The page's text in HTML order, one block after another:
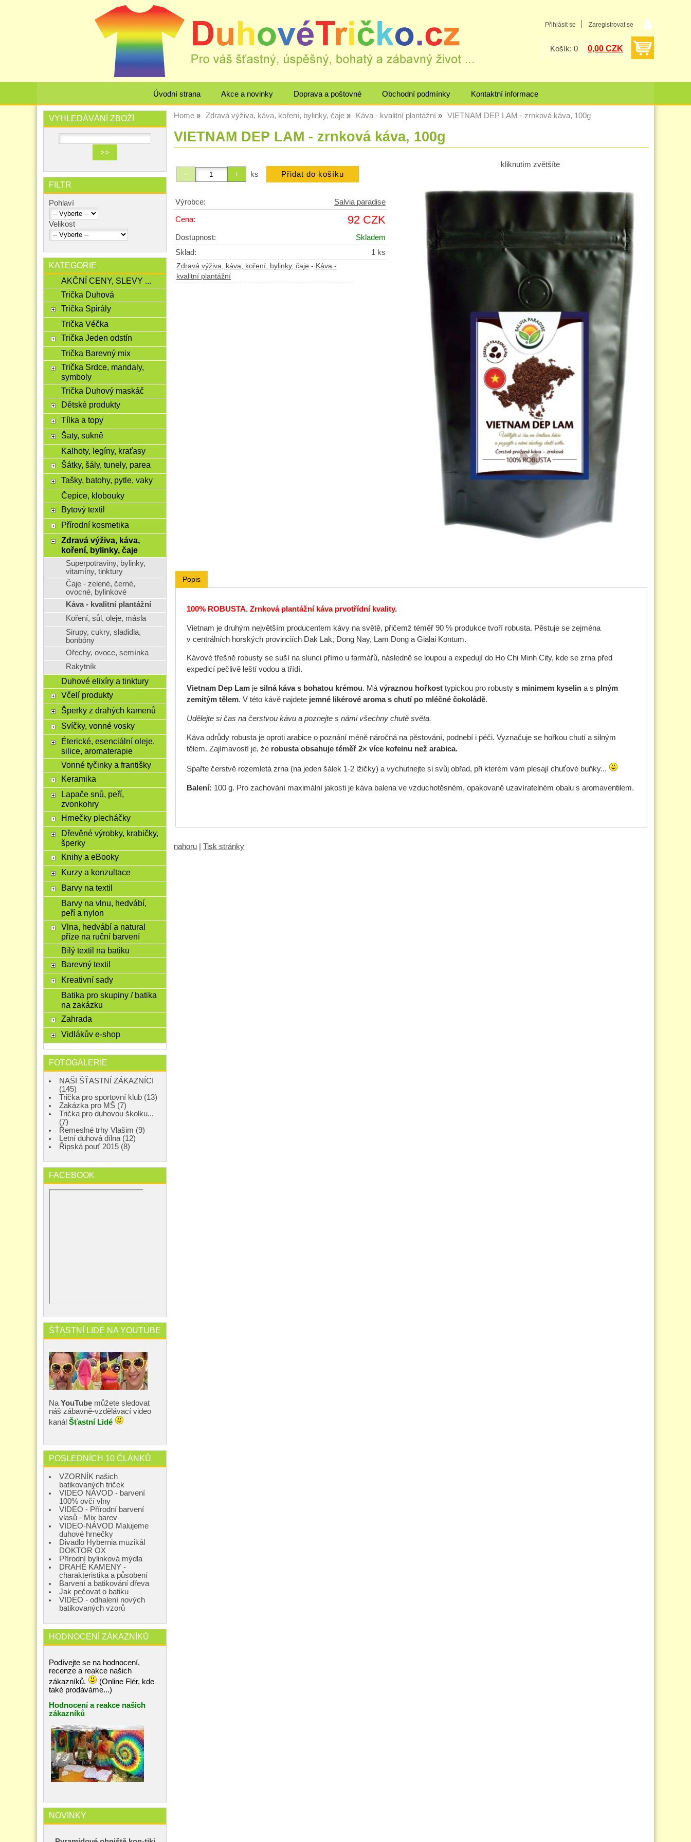
Přihlásit se Zaregistrovat se
Košík: 0 0,00 CZK
Úvodní strana Akce a novinky Doprava a poštovné Obchodní podmínky Kontaktní informace
Home Zdravá výživa, káva, koření, bylinky, čaje Káva - kvalitní plantážní VIETNAM DEP LAM - zrnková káva, 100g
VIETNAM DEP LAM - zrnková káva, 100g
kliknutím zvětšíte
ks
Výrobce: Salvia paradise
Cena: 92 CZK
Dostupnost:
Skladem
Sklad:
1 ks
Zdravá výživa, káva, koření, bylinky, čaje - Káva -
kvalitní plantážní
Popis
100% ROBUSTA. Zrnková plantážní káva prvotřídní kvality.
Vietnam je druhým největším producentem kávy na světě, přičemž téměř 90 % produkce tvoří robusta. Pěstuje se zejména
v centrálních horských provinciích Dak Lak, Dong Nay, Lam Dong a Gialai Kontum.
Kávové třešně robusty se suší na slunci přímo u farmářů, následně se loupou a expedují do Ho Chi Minh City, kde se zrna před
expedicí pečlivě leští vodou a třídí.
Vietnam Dep Lamje silná káva s bohatou krémou. Mávýraznou hořkosttypickou pro robusty s minimem kyselina s plným
zemitým tělem. V této kávě najdete jemné likérové aroma s chutí po mléčné čokoládě.
Udělejte si čas na čerstvou kávu a poznejte s námi všechny chutě světa.
Káva odrůdy robusta je oproti arabice o poznání méně náročná na pěstování, podnebí i péči. Vyznačuje se hořkou chutí a silným
tělem. Zajímavostí je, že robusta obsahuje téměř 2× více kofeinu než arabica.
Spařte čerstvě rozemletá zrna (na jeden šálek 1-2 lžičky) a vychutnejte si svůj obřad, při kterém vám plesají chuťové buňky...
Balení: 100 g. Pro zachování maximální jakosti je káva balena ve vzduchotěsném, opakovaně uzavíratelném obalu s aromaventilem.
nahoru Tisk stránky
VYHLEDÁVÁNÍ ZBOŽÍ
FILTR
Pohlaví
Velikost
KATEGORIE
AKČNÍ CENY, SLEVY ...
Trička Duhová
Trička Spirály
Trička Véčka
Trička Jeden odstín
Trička Barevný mix
Trička Srdce, mandaly,
symboly
Trička Duhový maskáč
Dětské produkty
Tílka a topy
Šaty, sukně
Kalhoty, legíny, kraťasy
Šátky, šály, tunely, parea
Tašky, batohy, pytle, vaky
Čepice, klobouky
Bytový textil
Přírodní kosmetika
Zdravá výživa, káva,
koření, bylinky, čaje
Superpotraviny, bylinky,
vitamíny, tinktury
Čaje - zelené, černé,
ovocné, bylinkové
Káva - kvalitní plantážní
Koření, sůl, oleje, másla
Sirupy, cukry, sladidla,
bonbóny
Ořechy, ovoce, semínka
Rakytník
Duhové elixíry a tinktury
Včelí produkty
Šperky z drahých kamenů
Svíčky, vonné vosky
Éterické, esenciální oleje,
silice, aromaterapie
Vonné tyčinky a františky
Keramika
Lapače snů, peří,
zvonkohry
Hrnečky plecháčky
Dřevěné výrobky, krabičky,
šperky
Knihy a eBooky
Kurzy a konzultace
Barvy na textil
Barvy na vlnu, hedvábí,
peří a nylon
Vlna, hedvábí a natural
příze na ruční barvení
Bílý textil na batiku
Barevný textil
Kreativní sady
Batika pro skupiny / batika
na zakázku
Zahrada
Vidlákův e-shop
FOTOGALERIE
NAŠI ŠŤASTNÍ ZÁKAZNÍCI
(145)
Trička pro sportovní klub (13)
Zakázka pro MŠ (7)
Trička pro duhovou školku...
(7)
Řemeslné trhy Vlašim (9)
Letní duhová dílna (12)
Řipská pouť 2015 (8)
FACEBOOK
ŠŤASTNÍ LIDÉ NA YOUTUBE
Na YouTube můžete sledovat
náš zábavně-vzdělávací video
kanál Šťastní Lidé
POSLEDNÍCH 10 ČLÁNKŮ
VZORNÍK našich
batikovaných triček
VIDEO NÁVOD - barvení
100% ovčí vlny
VIDEO - Přírodní barvení
vlasů - Mix barev
VIDEO-NÁVOD Malujeme
duhové hrnečky
Divadlo Hybernia muzikál
DOKTOR OX
Přírodní bylinková mýdla
DRAHÉ KAMENY -
charakteristika a působení
Barvení a batikování dřeva
Jak pečovat o batiku
VIDEO - odhalení nových
batikovaných vzorů
HODNOCENÍ ZÁKAZNÍKŮ
Podívejte se na hodnocení,
recenze a reakce našich
zákazníků.
(Online Flér, kde
také prodáváme...)
Hodnocení a reakce našich
zákazníků
NOVINKY